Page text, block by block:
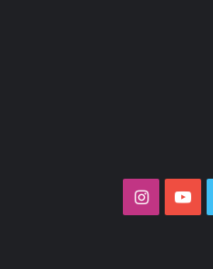
تويتر يوتيوب